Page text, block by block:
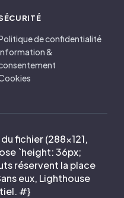
de confidentialité
&
fichier (288×121,
`height: 36px;
réservent la place
eux, Lighthouse
#}